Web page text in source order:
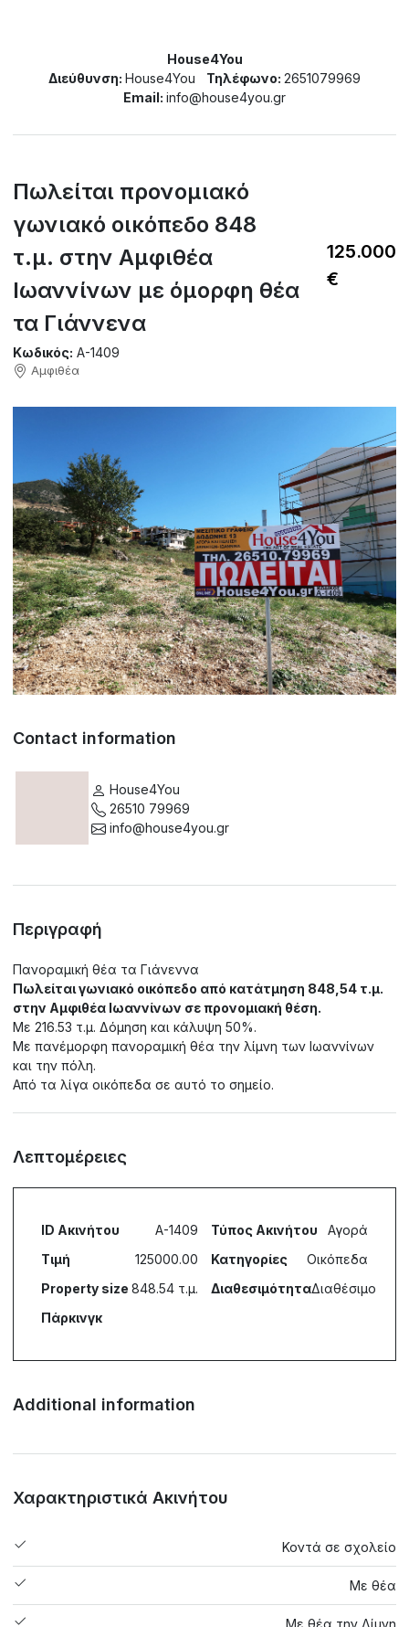
House4You
Διεύθυνση: House4You Τηλέφωνο: 2651079969
Email: info@house4you.gr
Πωλείται προνομιακό
γωνιακό οικόπεδο 848
τ.μ. στην Αμφιθέα
Ιωαννίνων με όμορφη θέα
τα Γιάννενα
Κωδικός: A-1409
Αμφιθέα
125.000
€
Contact information
House4You
26510 79969
info@house4you.gr
Περιγραφή
Πανοραμική θέα τα Γιάνεννα
Πωλείται γωνιακό οικόπεδο από κατάτμηση 848,54 τ.μ.
στην Αμφιθέα Ιωαννίνων σε προνομιακή θέση.
Με 216.53 τ.μ. Δόμηση και κάλυψη 50%.
Με πανέμορφη πανοραμική θέα την λίμνη των Ιωαννίνων
και την πόλη.
Από τα λίγα οικόπεδα σε αυτό το σημείο.
Λεπτομέρειες
ID Ακινήτου
A-1409
Τιμή
125000.00
Property size 848.54 τ.μ.
Πάρκινγκ
Τύπος Ακινήτου
Αγορά
Κατηγορίες
Οικόπεδα
ΔιαθεσιμότηταΔιαθέσιμο
Additional information
Χαρακτηριστικά Ακινήτου
Κοντά σε σχολείο
Με θέα
Με θέα την Λίμνη